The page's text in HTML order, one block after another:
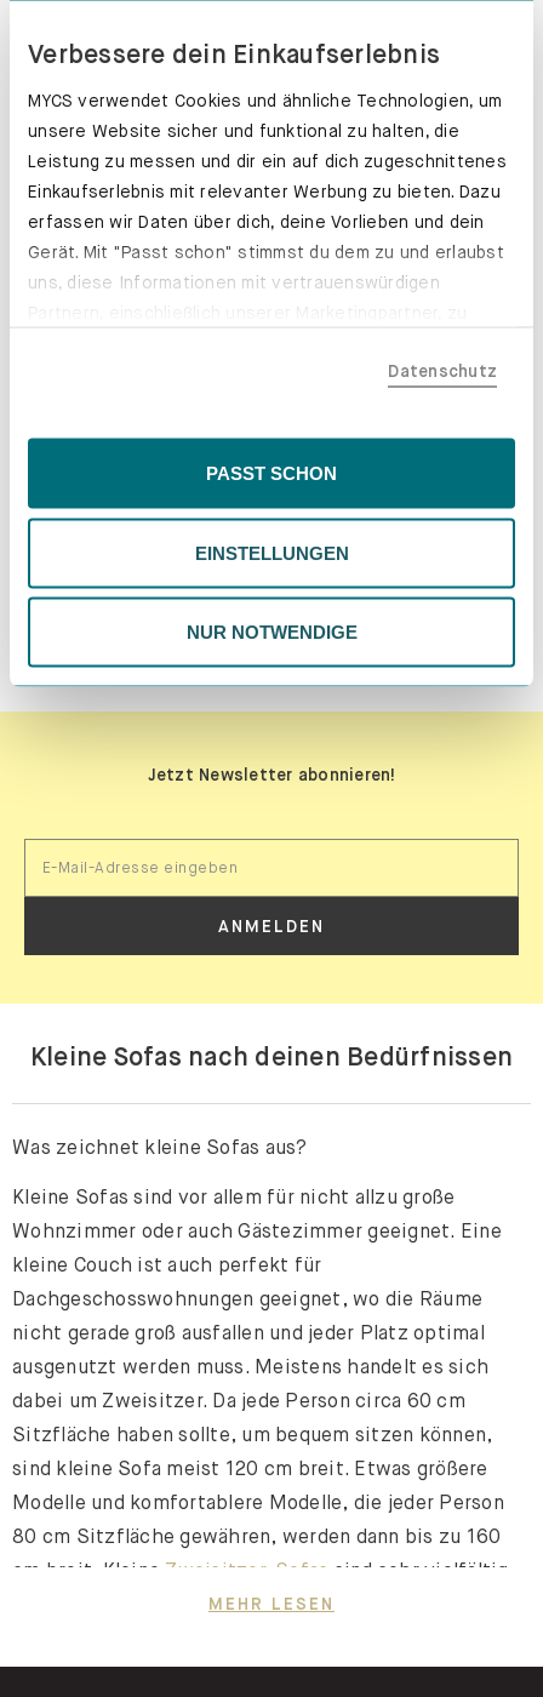
Verbessere dein Einkaufserlebnis
MYCS verwendet Cookies und ähnliche Technologien, um
unsere Website sicher und funktional zu halten, die
Leistung zu messen und dir ein auf dich zugeschnittenes
Einkaufserlebnis mit relevanter Werbung zu bieten. Dazu
erfassen wir Daten über dich, deine Vorlieben und dein
Gerät. Mit "Passt schon" stimmst du dem zu und erlaubst
uns, diese Informationen mit vertrauenswürdigen
der EU, beispielsweise in den USA, verarbeitet werden
Inhalte eingeschränkt sein könnten. Wähle
deiner Präferenzen. Du kannst deine Wahl jederzeit
ändern. Weitere Informationen findest du in unserer
Datenschutzrichtlinie.
Datenschutz
PASST SCHON
EINSTELLUNGEN
NUR NOTWENDIGE
natürlich rau, mal samtig weich: Du
hast die Wahl zwischen
verschiedenen Materialien und
MATERIALPROBEN BESTELLEN
Jetzt Newsletter abonnieren!
ANMELDEN
Kleine Sofas nach deinen Bedürfnissen
Was zeichnet kleine Sofas aus?
Kleine Sofas sind vor allem für nicht allzu große
Wohnzimmer oder auch Gästezimmer geeignet. Eine
kleine Couch ist auch perfekt für
Dachgeschosswohnungen geeignet, wo die Räume
nicht gerade groß ausfallen und jeder Platz optimal
ausgenutzt werden muss. Meistens handelt es sich
dabei um Zweisitzer. Da jede Person circa 60 cm
Sitzfläche haben sollte, um bequem sitzen können,
sind kleine Sofa meist 120 cm breit. Etwas größere
Modelle und komfortablere Modelle, die jeder Person
80 cm Sitzfläche gewähren, werden dann bis zu 160
cm breit. Kleine Zweisitzer-Sofas sind sehr vielfältig.
Sie sind sowohl als gerades Modell als auch in Form
einemkleinen Sesselgestaltest du eine
MEHR LESEN